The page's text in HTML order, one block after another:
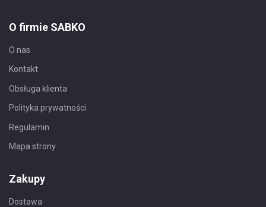
O firmie SABKO
O nas
Kontakt
Obsługa klienta
Polityka prywatności
Regulamin
Mapa strony
Zakupy
Dostawa